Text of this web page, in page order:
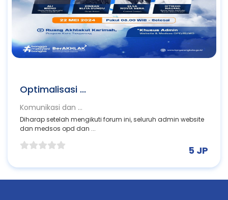
Optimalisasi ...
Komunikasi dan ...
Diharap setelah mengikuti forum ini, seluruh admin website
dan medsos opd dan ...
5 JP